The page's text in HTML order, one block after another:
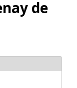
de